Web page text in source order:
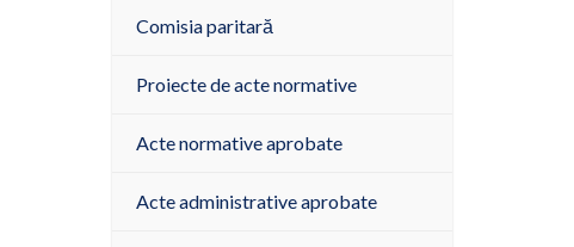
Comisia paritară
Proiecte de acte normative
Acte normative aprobate
Acte administrative aprobate